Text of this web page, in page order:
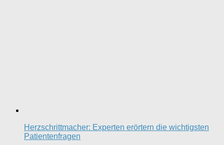
Herzschrittmacher: Experten erörtern die wichtigsten
Patientenfragen